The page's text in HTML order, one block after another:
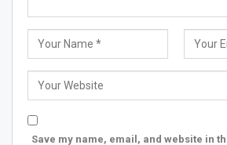
Save my name, email, and website in